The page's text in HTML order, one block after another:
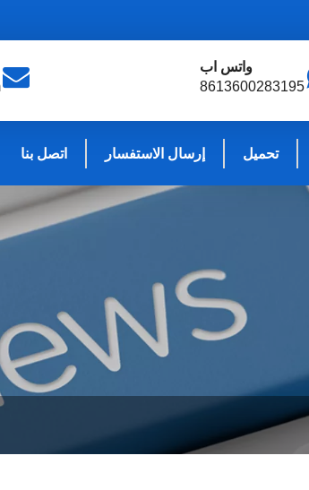
واتس اب
8613600283195
تحميل إرسال الاستفسار اتصل بنا